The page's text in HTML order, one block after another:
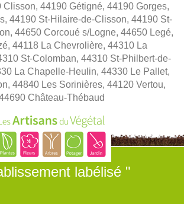
Clisson, 44190 Gétigné, 44190 Gorges,
44190 St-Hilaire-de-Clisson, 44190 St-
44650 Corcoué s/Logne, 44650 Legé,
44118 La Chevrolière, 44310 La
St-Colomban, 44310 St-Philbert-de-
La Chapelle-Heulin, 44330 Le Pallet,
44840 Les Sorinières, 44120 Vertou,
Château-Thébaud
labélisé "